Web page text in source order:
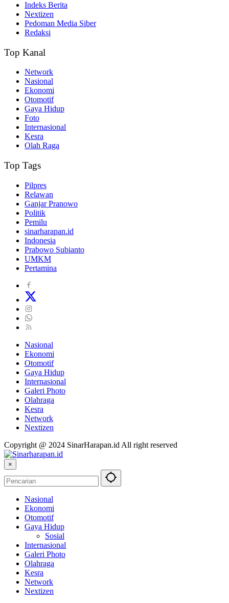
Indeks Berita
Nextizen
Pedoman Media Siber
Redaksi
Top Kanal
Network
Nasional
Ekonomi
Otomotif
Gaya Hidup
Foto
Internasional
Kesra
Olah Raga
Top Tags
Pilpres
Relawan
Ganjar Pranowo
Politik
Pemilu
sinarharapan.id
Indonesia
Prabowo Subianto
UMKM
Pertamina
Nasional
Ekonomi
Otomotif
Gaya Hidup
Internasional
Galeri Photo
Olahraga
Kesra
Network
Nextizen
Copyright @ 2024 SinarHarapan.id All right reserved
×
Nasional
Ekonomi
Otomotif
Gaya Hidup
Sosial
Internasional
Galeri Photo
Olahraga
Kesra
Network
Nextizen